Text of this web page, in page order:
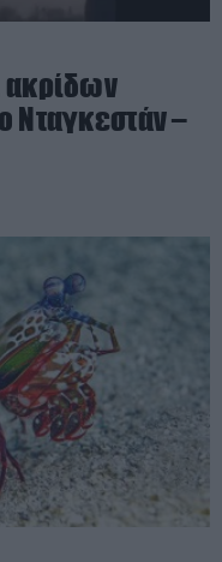
ακρίδων
Νταγκεστάν –